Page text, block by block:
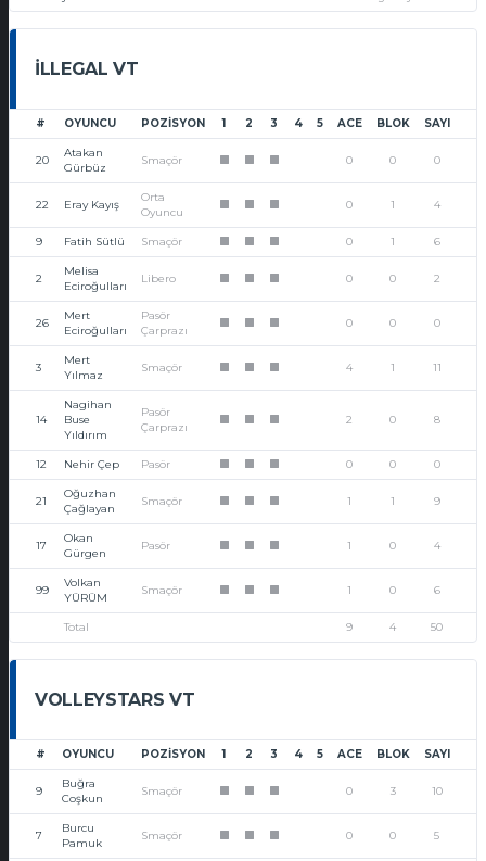
İLLEGAL VT
# OYUNCU POZISYON 1 2 3 4 5 ACE BLOK SAYI
20
Atakan
Gürbüz
Smaçör 0 0 0
22 Eray Kayış
Orta
Oyuncu
0 1 4
9 Fatih Sütlü Smaçör 0 1 6
2
Melisa
Eciroğulları
Libero 0 0 2
26
Mert
Eciroğulları
Pasör
Çarprazı
0 0 0
3
Mert
Yılmaz
Smaçör 4 1 11
14
Nagihan
Buse
Yıldırım
Pasör
Çarprazı
2 0 8
12 Nehir Çep Pasör 0 0 0
21
Oğuzhan
Çağlayan
Smaçör 1 1 9
17
Okan
Gürgen
Pasör 1 0 4
99
Volkan
YÜRÜM
Smaçör 1 0 6
Total 9 4 50
VOLLEYSTARS VT
# OYUNCU POZISYON 1 2 3 4 5 ACE BLOK SAYI
9
Buğra
Coşkun
Smaçör 0 3 10
7
Burcu
Pamuk
Smaçör 0 0 5